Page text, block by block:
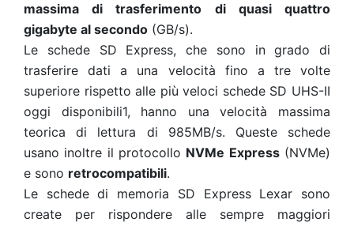
massima di trasferimento di quasi quattro
gigabyte al secondo (GB/s).
Le schede SD Express, che sono in grado di
trasferire dati a una velocità fino a tre volte
superiore rispetto alle più veloci schede SD UHS-II
oggi disponibili1, hanno una velocità massima
teorica di lettura di 985MB/s. Queste schede
usano inoltre il protocollo NVMe Express(NVMe)
e sono retrocompatibili.
Le schede di memoria SD Express Lexar sono
create per rispondere alle sempre maggiori